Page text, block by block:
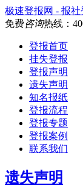
极速登报网 - 报
免费咨询热线：
登报首页
挂失登报
登报声明
遗失声明
知名报纸
登报流程
登报专题
登报案例
联系我们
遗失声明